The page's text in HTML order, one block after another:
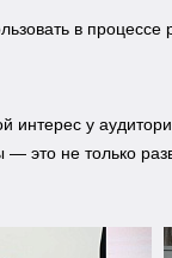
в процессе
интерес у
— это не только